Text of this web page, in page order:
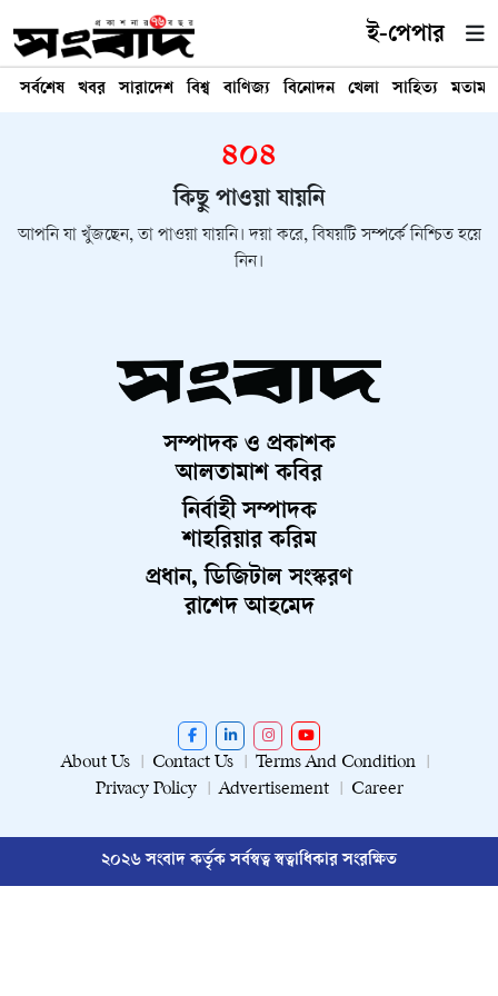
ই-পেপার
সর্বশেষ খবর সারাদেশ বিশ্ব বাণিজ্য বিনোদন খেলা সাহিত্য মতামত
৪০৪
কিছু পাওয়া যায়নি
আপনি যা খুঁজছেন, তা পাওয়া যায়নি। দয়া করে, বিষয়টি সম্পর্কে নিশ্চিত হয়ে
নিন।
সম্পাদক ও প্রকাশক
আলতামাশ কবির
নির্বাহী সম্পাদক
শাহরিয়ার করিম
প্রধান, ডিজিটাল সংস্করণ
রাশেদ আহমেদ
About Us Contact Us
Terms And Condition
Privacy Policy
Advertisement Career
২০২৬ সংবাদ কর্তৃক সর্বস্বত্ব স্বত্বাধিকার সংরক্ষিত